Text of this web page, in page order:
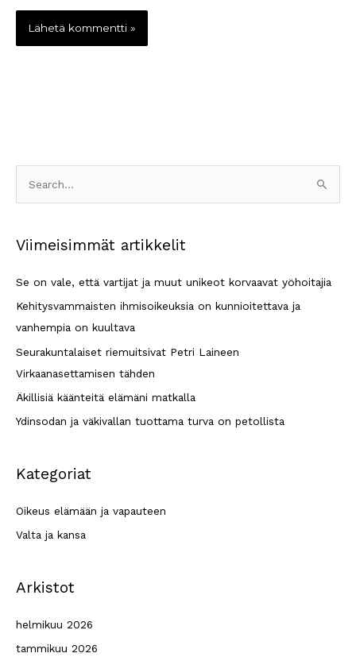
r
Viimeisimmät artikkelit
Se on vale, että vartijat ja muut unikeot korvaavat yöhoitajia
Kehitysvammaisten ihmisoikeuksia on kunnioitettava ja
vanhempia on kuultava
Seurakuntalaiset riemuitsivat Petri Laineen
Virkaanasettamisen tähden
Äkillisiä käänteitä elämäni matkalla
Ydinsodan ja väkivallan tuottama turva on petollista
Kategoriat
Oikeus elämään ja vapauteen
Valta ja kansa
Arkistot
helmikuu 2026
tammikuu 2026